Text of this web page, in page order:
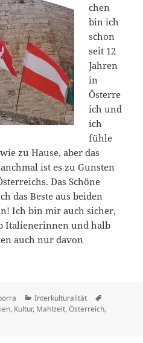
chen
bin ich
schon
seit 12
Jahren
in
Österre
ich und
ich
fühle
zu Hause, aber das
ist es zu Gunsten
Das Schöne
das Beste aus beiden
Ich bin mir auch sicher,
Italienerinnen und halb
auch nur davon
Kategorien
Interkulturalität
, Kultur, Mahlzeit,Österreich,